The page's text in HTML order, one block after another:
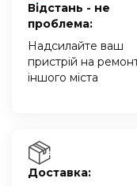
Відстань - не
проблема:
Надсилайте ваш
пристрій на
іншого міста
Доставка: